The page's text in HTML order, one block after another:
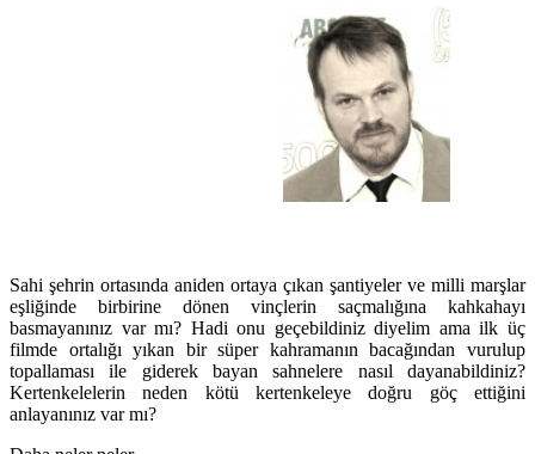
Sahi şehrin ortasında aniden ortaya çıkan şantiyeler ve milli marşlar
eşliğinde birbirine dönen vinçlerin saçmalığına kahkahayı
basmayanınız var mı? Hadi onu geçebildiniz diyelim ama ilk üç
filmde ortalığı yıkan bir süper kahramanın bacağından vurulup
topallaması ile giderek bayan sahnelere nasıl dayanabildiniz?
Kertenkelelerin neden kötü kertenkeleye doğru göç ettiğini
anlayanınız var mı?